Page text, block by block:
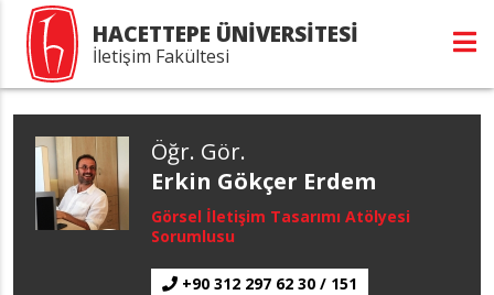
HACETTEPE ÜNİVERSİTESİ
İletişim Fakültesi
Öğr. Gör.
Erkin Gökçer Erdem
Görsel İletişim Tasarımı Atölyesi
Sorumlusu
+90 312 297 62 30 / 151